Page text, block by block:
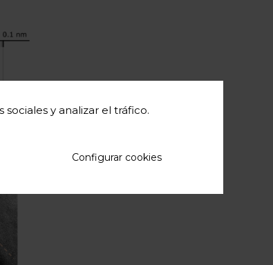
y analizar el tráfico.
Configurar cookies